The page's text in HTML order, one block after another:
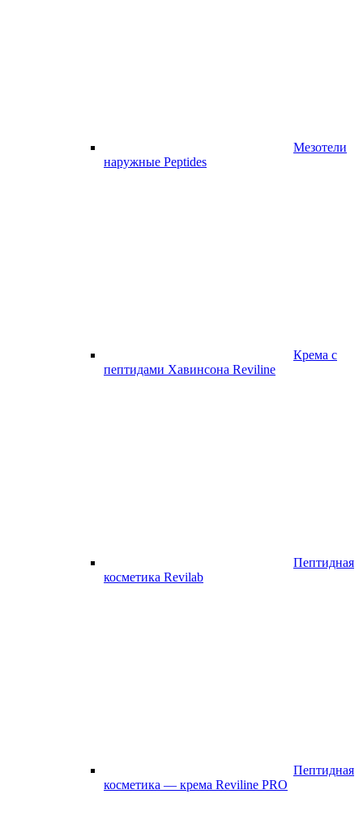
Мезотели
наружные Peptides
Крема с
пептидами Хавинсона Reviline
Пептидная
косметика Revilab
Пептидная
косметика — крема Reviline PRO